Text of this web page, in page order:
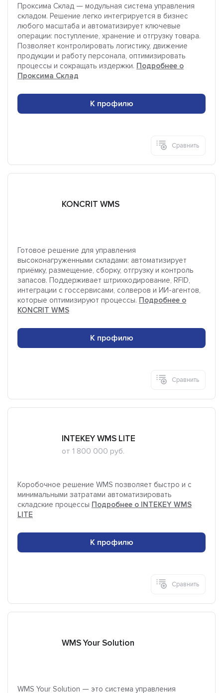
Проксима Склад — модульная система управления
складом. Решение легко интегрируется в бизнес
любого масштаба и автоматизирует ключевые
операции: поступление, хранение и отгрузку товара.
Позволяет контролировать логистику, движение
продукции и работу персонала, оптимизировать
процессы и сокращать издержки. Подробнее о
Проксима Склад
К профилю
Сравнить
KONCRIT WMS
Готовое решение для управления
высоконагруженными складами: автоматизирует
приёмку, размещение, сборку, отгрузку и контроль
запасов. Поддерживает штрихкодирование, RFID,
интеграции с госсервисами, солверов и ИИ-агентов,
которые оптимизируют процессы. Подробнее о
KONCRIT WMS
К профилю
Сравнить
INTEKEY WMS LITE
от 1 800 000 руб.
Коробочное решение WMS позволяет быстро и с
минимальными затратами автоматизировать
складские процессы Подробнее о INTEKEY WMS
LITE
К профилю
Сравнить
WMS Your Solution
WMS Your Solution — это система управления